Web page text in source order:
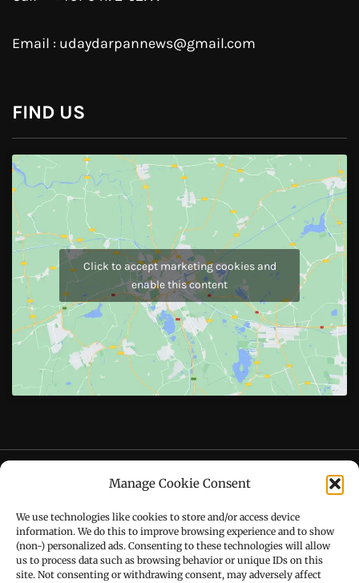
Manage Cookie Consent
We use technologies like cookies to store and/or access device
information. We do this to improve browsing experience and to show
(non-) personalized ads. Consenting to these technologies will allow
us to process data such as browsing behavior or unique IDs on this
site. Not consenting or withdrawing consent, may adversely affect
Instagram
JOIN US
Like Us On
Follow Us On
Call : +91-94172-62777
Email : udaydarpannews@gmail.com